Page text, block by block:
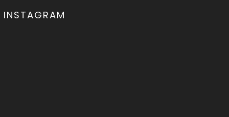
INSTAGRAM